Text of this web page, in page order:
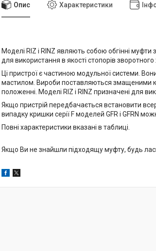
Опис Характеристики
Моделі RIZ і RINZ являють собою обгінні
для використання в якості стопорів
Ці пристрої є частиною модульної системи.
мастилом. Вироби поставляються змащеними
положенні. Моделі RIZ і RINZ призначені для
Якщо пристрій передбачається встановити
випадку кришки серії F моделей GFR і GFRN
Повні характеристики вказані в таблиці.
Якщо Ви не знайшли підходящу муфту, будь